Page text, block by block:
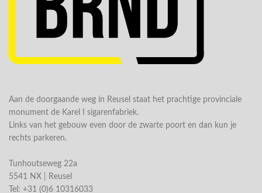
Aan de doorgaande weg in Reusel staat het prachtige provinciale
monument de Karel I sigarenfabriek.
Links van het gebouw even door de zwarte poort en dan kun je
rechts parkeren.
Tunhoutseweg 22a
5541 NX | Reusel
Tel: +31 (0)6 10316033